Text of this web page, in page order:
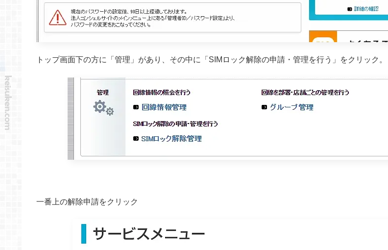
トップ画面下の方に「管理」があり、その中に「SIMロック解除の申請・管理を行う」をクリック。
一番上の解除申請をクリック